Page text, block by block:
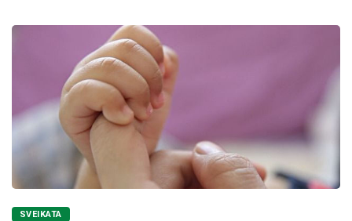
SVEIKATA